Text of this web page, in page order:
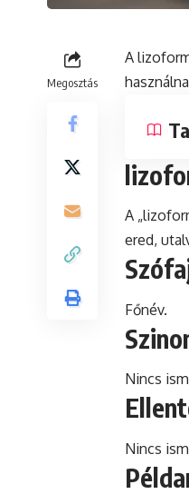
Megosztás
A
A
ered,
Főnév.
Nincs
Nincs